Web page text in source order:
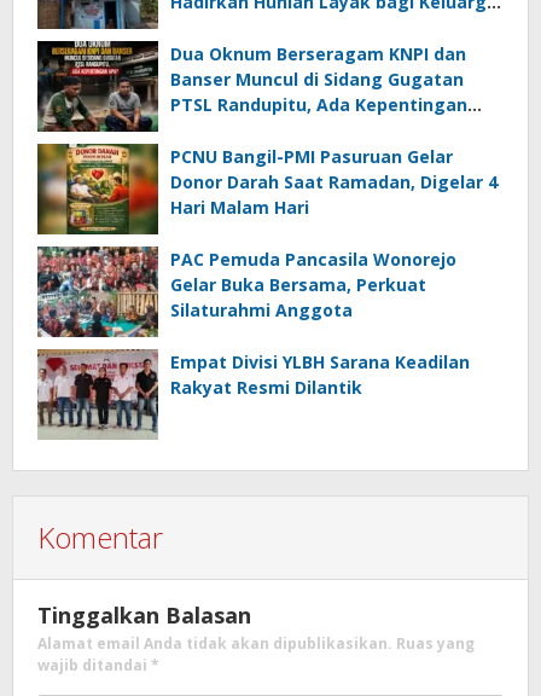
Dua Oknum Berseragam KNPI dan
Banser Muncul di Sidang Gugatan
PTSL Randupitu, Ada Kepentingan
PCNU Bangil-PMI Pasuruan Gelar
Donor Darah Saat Ramadan, Digelar 4
Hari Malam Hari
PAC Pemuda Pancasila Wonorejo
Gelar Buka Bersama, Perkuat
Silaturahmi Anggota
Empat Divisi YLBH Sarana Keadilan
Rakyat Resmi Dilantik
Komentar
Tinggalkan Balasan
Alamat email Anda tidak akan dipublikasikan. Ruas yang
wajib ditandai *